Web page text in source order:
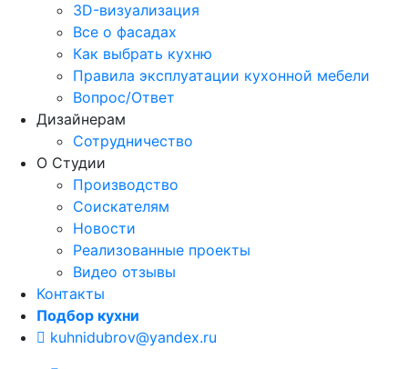
3D-визуализация
Все о фасадах
Как выбрать кухню
Правила эксплуатации кухонной мебели
Вопрос/Ответ
Дизайнерам
Сотрудничество
О Студии
Производство
Соискателям
Новости
Реализованные проекты
Видео отзывы
Контакты
Подбор кухни
kuhnidubrov@yandex.ru